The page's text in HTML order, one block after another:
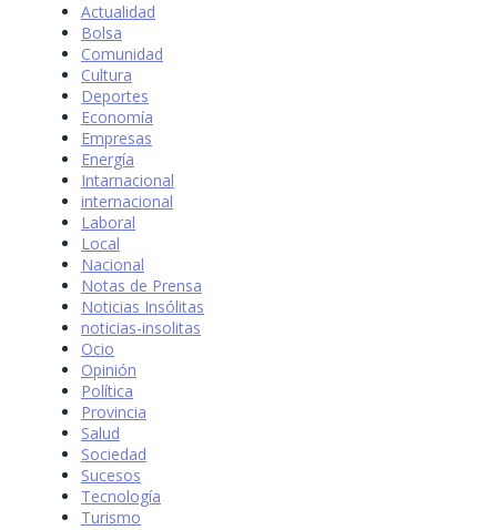
Actualidad
Bolsa
Comunidad
Cultura
Deportes
Economía
Empresas
Energía
Intarnacional
internacional
Laboral
Local
Nacional
Notas de Prensa
Noticias Insólitas
noticias-insolitas
Ocio
Opinión
Política
Provincia
Salud
Sociedad
Sucesos
Tecnología
Turismo